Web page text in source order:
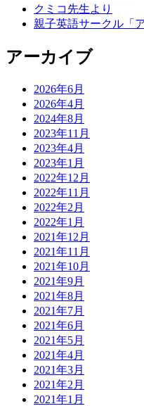
クミコ先生より
親子英語サークル「
アーカイブ
2026年6月
2026年4月
2024年8月
2023年11月
2023年4月
2023年1月
2022年12月
2022年11月
2022年2月
2022年1月
2021年12月
2021年11月
2021年10月
2021年9月
2021年8月
2021年7月
2021年6月
2021年5月
2021年4月
2021年3月
2021年2月
2021年1月